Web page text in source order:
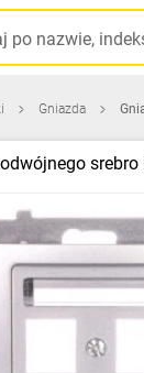
Gniazda
srebro